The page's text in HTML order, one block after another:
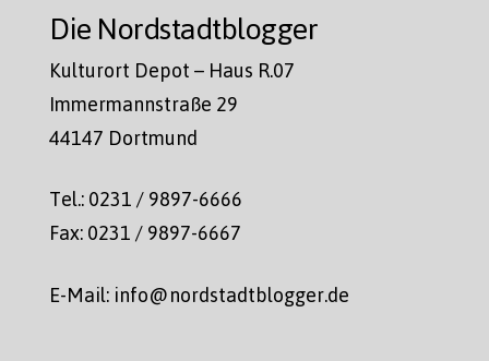
Die Nordstadtblogger
Kulturort Depot – Haus R.07
Immermannstraße 29
44147 Dortmund
Tel.: 0231 / 9897-6666
Fax: 0231 / 9897-6667
E-Mail: info@nordstadtblogger.de